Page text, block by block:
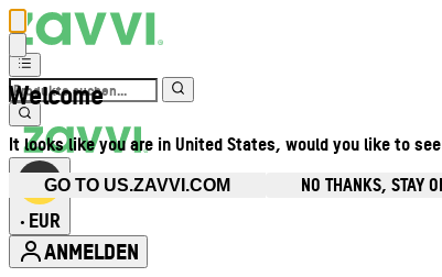
Welcome
It looks like you are in United States, would you like to
GO TO US.ZAVVI.COM NO THANKS, STAY
• EUR
ANMELDEN